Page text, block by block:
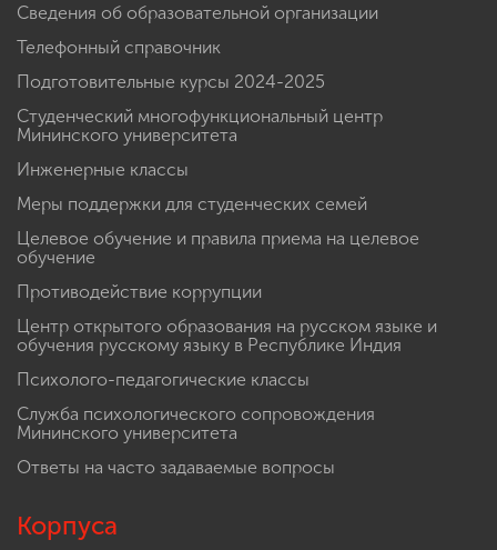
Сведения об образовательной организации
Телефонный справочник
Подготовительные курсы 2024-2025
Студенческий многофункциональный центр
Мининского университета
Инженерные классы
Меры поддержки для студенческих семей
Целевое обучение и правила приема на целевое
обучение
Противодействие коррупции
Центр открытого образования на русском языке и
обучения русскому языку в Республике Индия
Психолого-педагогические классы
Служба психологического сопровождения
Мининского университета
Ответы на часто задаваемые вопросы
Корпуса